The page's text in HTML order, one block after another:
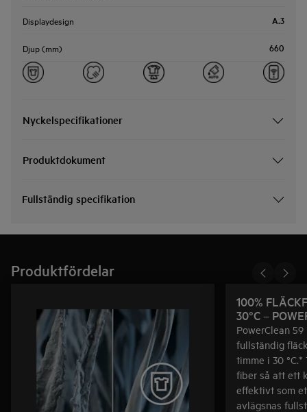
Displaydesign A.3
Djup (mm) 660
Nyckelspecifikationer
Produktdokument
Fullständig specifikation
Produktfördelar
100% FLÄCKFRITT*
30°C –
PowerClean
fullständig
timme i 30
fiber så att ett
effektivt som
avlägsnas